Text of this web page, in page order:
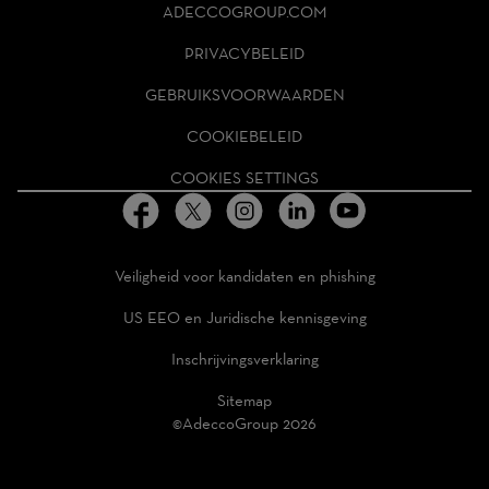
GROUP
HOMEPAGE
ADECCOGROUP.COM
PRIVACYBELEID
GEBRUIKSVOORWAARDEN
COOKIEBELEID
COOKIES SETTINGS
Veiligheid voor kandidaten en phishing
US EEO en Juridische kennisgeving
Inschrijvingsverklaring
Sitemap
©AdeccoGroup 2026